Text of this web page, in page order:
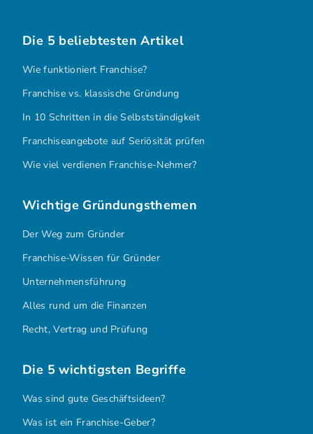
Die 5 beliebtesten Artikel
Wie funktioniert Franchise?
Franchise vs. klassische Gründung
In 10 Schritten in die Selbstständigkeit
Franchiseangebote auf Seriösität prüfen
Wie viel verdienen Franchise-Nehmer?
Wichtige Gründungsthemen
Der Weg zum Gründer
Franchise-Wissen für Gründer
Unternehmensführung
Alles rund um die Finanzen
Recht, Vertrag und Prüfung
Die 5 wichtigsten Begriffe
Was sind gute Geschäftsideen?
Was ist ein Franchise-Geber?